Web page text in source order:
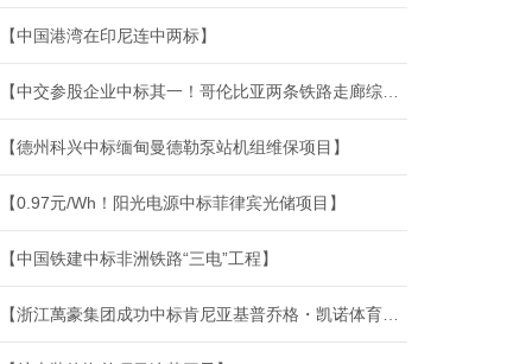
【中国港湾在印尼连中两标】
【德州科兴中标缅甸曼德勒泵站机组维保项目】
【0.97元/Wh！阳光电源中标菲律宾光储项目】
【中国铁建中标非洲铁路“三电”工程】